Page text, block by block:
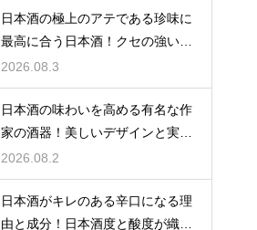
日本酒の極上のアテである珍味に
最高に合う日本酒！クセの強い旨
味を堪能
2026.08.3
日本酒の味わいを高める有名な作
家の酒器！美しいデザインと実用
性を堪能
2026.08.2
日本酒がキレのある辛口になる理
由と成分！日本酒度と酸度が織り